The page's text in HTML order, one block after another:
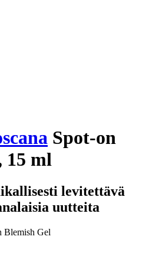
Spot-on
15 ml
levitettävä
uutteita
Blemish Gel